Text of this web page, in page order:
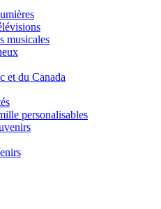
musicales
et du Canada
personalisables